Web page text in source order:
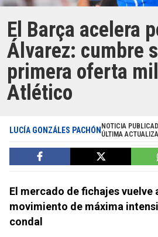
El Barça acelera
Álvarez: cumbre
primera oferta
Atlético
LUCÍA GONZÁLES PACHÓN NOTICIA
ÚLTIMA
El mercado de fichajes vuelve
movimiento de máxima
condal